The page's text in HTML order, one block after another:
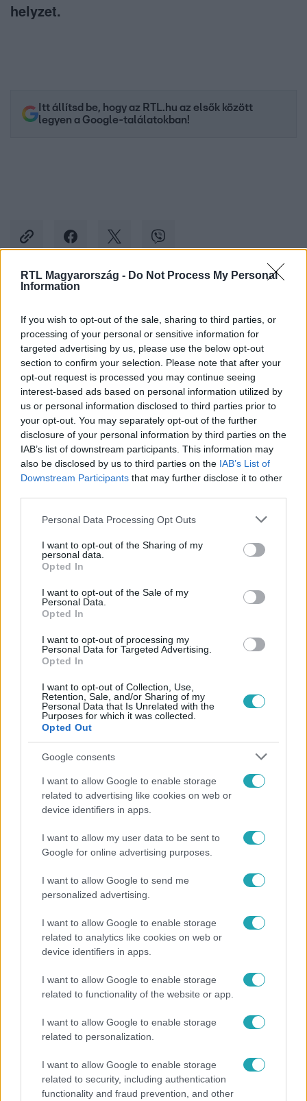
RTL Magyarország - Do Not Process My Personal
Information
If you wish to opt-out of the sale, sharing to third parties, or
processing of your personal or sensitive information for
targeted advertising by us, please use the below opt-out
section to confirm your selection. Please note that after your
opt-out request is processed you may continue seeing
interest-based ads based on personal information utilized by
us or personal information disclosed to third parties prior to
your opt-out. You may separately opt-out of the further
disclosure of your personal information by third parties on the
IAB’s list of downstream participants. This information may
also be disclosed by us to third parties on the IAB’s List of
Downstream Participants that may further disclose it to other
Please note that this website/app uses one or more Google
not limited to your visit or usage behaviour. You may click to
grant or deny consent to Google and its third-party tags to
use your data for below specified purposes in below Google
consent section.
Personal Data Processing Opt Outs
I want to opt-out of the Sharing of my
personal data.
Opted In
I want to opt-out of the Sale of my
Personal Data.
Opted In
I want to opt-out of processing my
Personal Data for Targeted Advertising.
Opted In
I want to opt-out of Collection, Use,
Retention, Sale, and/or Sharing of my
Personal Data that Is Unrelated with the
Purposes for which it was collected.
Opted Out
Google consents
I want to allow Google to enable storage
related to advertising like cookies on web or
device identifiers in apps.
I want to allow my user data to be sent to
Google for online advertising purposes.
I want to allow Google to send me
personalized advertising.
I want to allow Google to enable storage
related to analytics like cookies on web or
device identifiers in apps.
I want to allow Google to enable storage
related to functionality of the website or app.
I want to allow Google to enable storage
related to personalization.
I want to allow Google to enable storage
related to security, including authentication
functionality and fraud prevention, and other
helyzet.
Itt állítsd be, hogy az RTL.hu az elsők között
legyen a Google-találatokban!
Facebookon is!
Követem
# VÁLASZTÁS 2022 SZAVAZÁS # VÁLASZTÁS
#SOR #NAGY ATTILA #SZAVAZÓKÖR #NVI
Népszerű
Életveszélyes fenyegetést kapott Majka, elmarad
a sepsiszentgyörgyi koncertje
Megvan, kik váltják a fenyegetés miatt visszalépő
Majkát a SIC Feszten